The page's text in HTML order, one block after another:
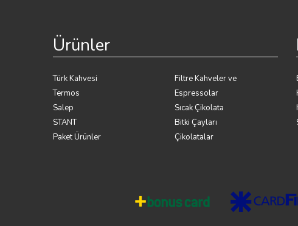
Ürünler
Türk Kahvesi
Termos
Salep
STANT
Paket Ürünler
Filtre Kahveler ve
Espressolar
Sıcak Çikolata
Bitki Çayları
Çikolatalar